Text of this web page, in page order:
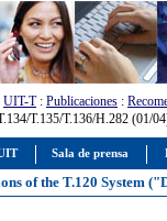
Sala de prensa
UIT-T: Publicaciones :
T.135/T.136/H.282 (01/
of the T.120 System